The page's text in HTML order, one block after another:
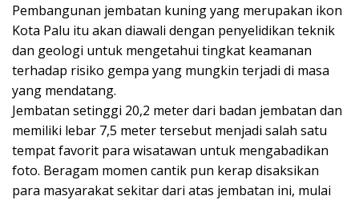
Pembangunan jembatan kuning yang merupakan ikon
Kota Palu itu akan diawali dengan penyelidikan teknik
dan geologi untuk mengetahui tingkat keamanan
terhadap risiko gempa yang mungkin terjadi di masa
yang mendatang.
Jembatan setinggi 20,2 meter dari badan jembatan dan
memiliki lebar 7,5 meter tersebut menjadi salah satu
tempat favorit para wisatawan untuk mengabadikan
foto. Beragam momen cantik pun kerap disaksikan
para masyarakat sekitar dari atas jembatan ini, mulai